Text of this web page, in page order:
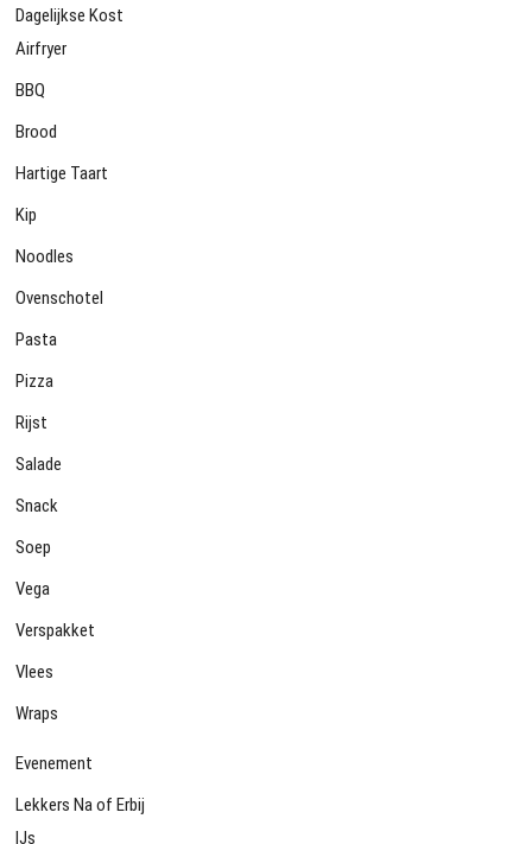
Dagelijkse Kost
Airfryer
BBQ
Brood
Hartige Taart
Kip
Noodles
Ovenschotel
Pasta
Pizza
Rijst
Salade
Snack
Soep
Vega
Verspakket
Vlees
Wraps
Evenement
Lekkers Na of Erbij
IJs